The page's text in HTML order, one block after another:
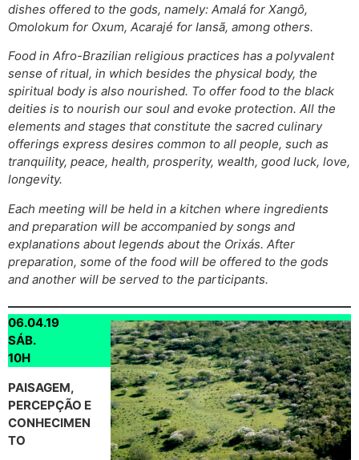
dishes offered to the gods, namely: Amalá for Xangô,
Omolokum for Oxum, Acarajé for Iansã, among others.
Food in Afro-Brazilian religious practices has a polyvalent
sense of ritual, in which besides the physical body, the
spiritual body is also nourished. To offer food to the black
deities is to nourish our soul and evoke protection. All the
elements and stages that constitute the sacred culinary
offerings express desires common to all people, such as
tranquility, peace, health, prosperity, wealth, good luck, love,
longevity.
Each meeting will be held in a kitchen where ingredients
and preparation will be accompanied by songs and
explanations about legends about the Orixás. After
preparation, some of the food will be offered to the gods
and another will be served to the participants.
06.04.19
SÁB.
10H
PAISAGEM,
PERCEPÇÃO E
CONHECIMEN
TO